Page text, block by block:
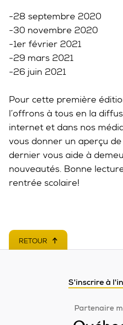
-28 septembre 2020
-30 novembre 2020
-1er février 2021
-29 mars 2021
-26 juin 2021
Pour cette première
l’offrons à tous en la
internet et dans nos
vous donner un aperçu
dernier vous aide à
nouveautés. Bonne
rentrée scolaire!
RETOUR EN HAUT DE PAGE
S'inscrire à
Partenaire